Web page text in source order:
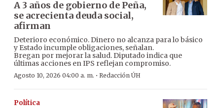
A 3 años de gobierno de Peña,
se acrecienta deuda social,
afirman
Deterioro económico. Dinero no alcanza para lo básico
y Estado incumple obligaciones, señalan.
Bregan por mejorar la salud. Diputado indica que
últimas acciones en IPS reflejan compromiso.
Agosto 10, 2026 04:00 a. m. · Redacción ÚH
Política